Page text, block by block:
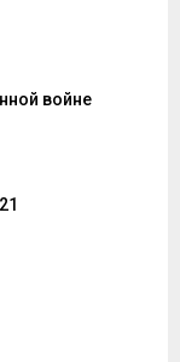
войне